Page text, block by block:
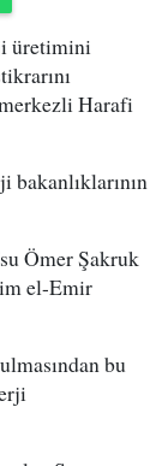
üretimini
Harafi
bakanlıklarının
Ömer Şakruk
el-Emir
bu